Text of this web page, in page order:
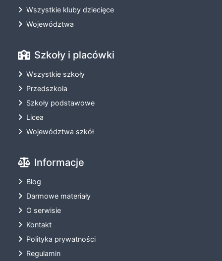
Wszystkie kluby dziecięce
Województwa
Szkoły i placówki
Wszystkie szkoły
Przedszkola
Szkoły podstawowe
Licea
Województwa szkół
Informacje
Blog
Darmowe materiały
O serwisie
Kontakt
Polityka prywatności
Regulamin